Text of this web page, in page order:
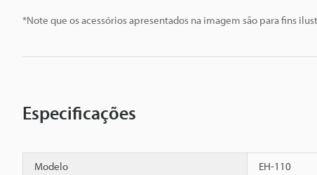
*Note que os acessórios apresentados na imagem são para fins
Especificações
Modelo EH-110